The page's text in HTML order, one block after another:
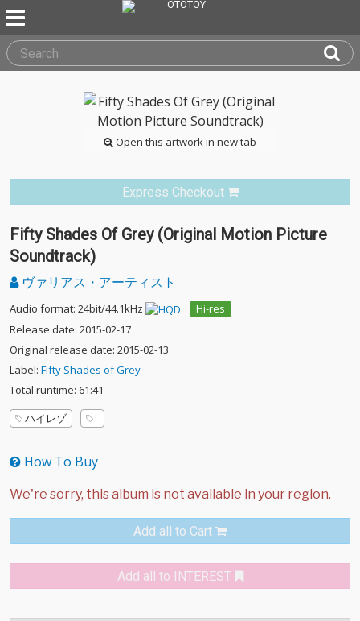
Open this artwork in new tab
Express Checkout
Fifty Shades Of Grey (Original Motion Picture
Soundtrack)
ヴァリアス・アーティスト
Audio format: 24bit/44.1kHz
Hi-res
Release date: 2015-02-17
Original release date: 2015-02-13
Label: Fifty Shades of Grey
Total runtime: 61:41
ハイレゾ
How To Buy
Add all to Cart
Add all to INTEREST